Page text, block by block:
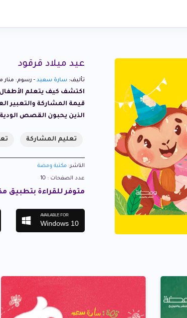
عيد ميلاد قرقود
تأليف: سارة سعيد - رسوم: منار
اكتشف كيف يتعلم
قيمة المشاركة والتعبير
الذين يحبون القصص الودية
تعليم المشاركة
الناشر: مكتبة ومضة
عدد الصفحات : 10
متوفر للقراءة بتطبيق
AVAILABLE FOR
Windows 10